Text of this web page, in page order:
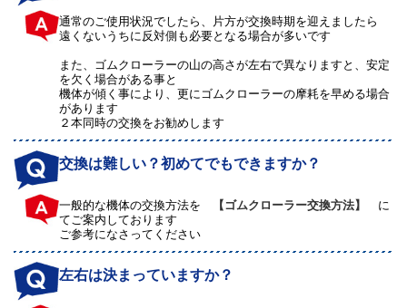
通常のご使用状況でしたら、片方が交換時期を迎えましたら
遠くないうちに反対側も必要となる場合が多いです
また、ゴムクローラーの山の高さが左右で異なりますと、安定
を欠く場合がある事と
機体が傾く事により、更にゴムクローラーの摩耗を早める場合
があります
２本同時の交換をお勧めします
交換は難しい？初めてでもできますか？
一般的な機体の交換方法を 【ゴムクローラー交換方法】
に
てご案内しております
ご参考になさってください
左右は決まっていますか？